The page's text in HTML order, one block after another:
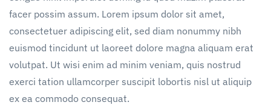
facer possim assum. Lorem ipsum dolor sit amet,
consectetuer adipiscing elit, sed diam nonummy nibh
euismod tincidunt ut laoreet dolore magna aliquam erat
volutpat. Ut wisi enim ad minim veniam, quis nostrud
exerci tation ullamcorper suscipit lobortis nisl ut aliquip
ex ea commodo consequat.